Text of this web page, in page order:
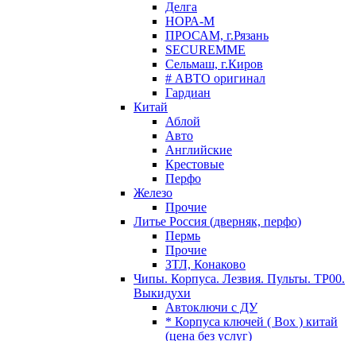
Делга
НОРА-М
ПРОСАМ, г.Рязань
SECUREMME
Сельмаш, г.Киров
# АВТО оригинал
Гардиан
Китай
Аблой
Авто
Английские
Крестовые
Перфо
Железо
Прочие
Литье Россия (дверняк, перфо)
Пермь
Прочие
ЗТЛ, Конаково
Чипы. Корпуса. Лезвия. Пульты. TP00.
Выкидухи
Автоключи с ДУ
* Корпуса ключей ( Box ) китай
(цена без услуг)